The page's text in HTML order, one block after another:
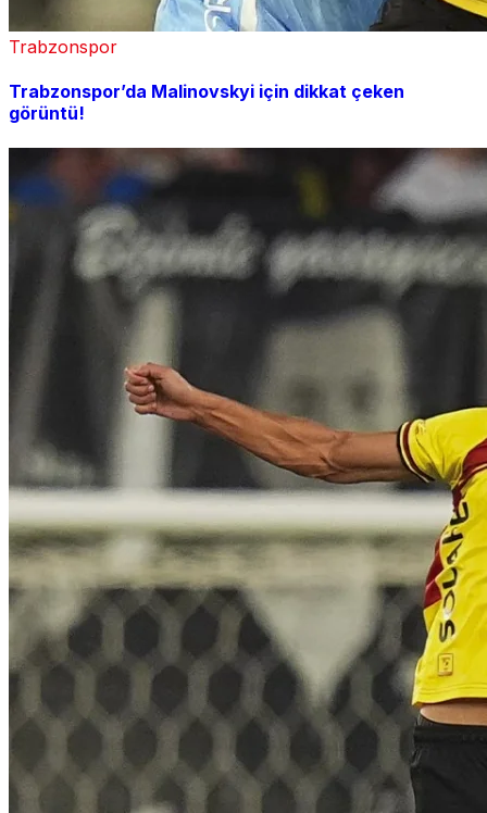
Trabzonspor
Trabzonspor’da Malinovskyi için dikkat çeken
görüntü!